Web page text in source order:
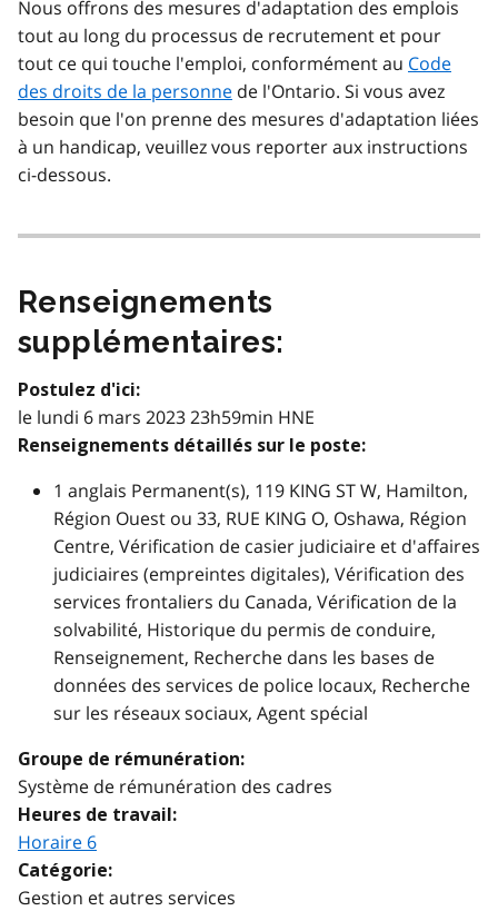
Nous offrons des mesures d'adaptation des emplois
tout au long du processus de recrutement et pour
tout ce qui touche l'emploi, conformément au Code
des droits de la personne de l'Ontario. Si vous avez
besoin que l'on prenne des mesures d'adaptation liées
à un handicap, veuillez vous reporter aux instructions
ci-dessous.
Renseignements
supplémentaires:
Postulez d'ici:
le lundi 6 mars 2023 23h59min HNE
Renseignements détaillés sur le poste:
1 anglais Permanent(s), 119 KING ST W, Hamilton,
Région Ouest ou 33, RUE KING O, Oshawa, Région
Centre, Vérification de casier judiciaire et d'affaires
judiciaires (empreintes digitales), Vérification des
services frontaliers du Canada, Vérification de la
solvabilité, Historique du permis de conduire,
Renseignement, Recherche dans les bases de
données des services de police locaux, Recherche
sur les réseaux sociaux, Agent spécial
Groupe de rémunération:
Système de rémunération des cadres
Heures de travail:
Horaire 6
Catégorie:
Gestion et autres services